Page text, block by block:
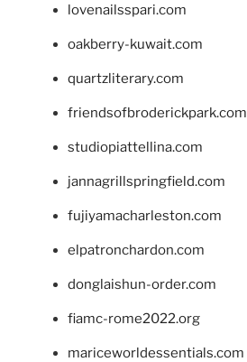
lovenailsspari.com
oakberry-kuwait.com
quartzliterary.com
friendsofbroderickpark.com
studiopiattellina.com
jannagrillspringfield.com
fujiyamacharleston.com
elpatronchardon.com
donglaishun-order.com
fiamc-rome2022.org
mariceworldessentials.com